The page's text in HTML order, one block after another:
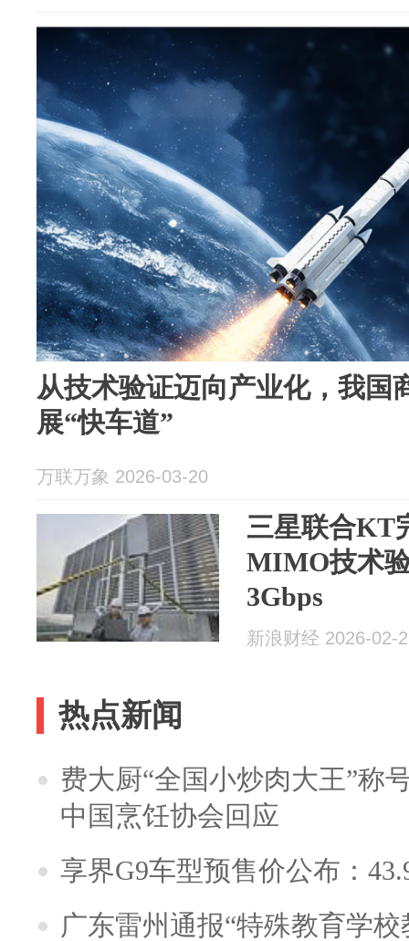
从技术验证迈向产业化，我国
展“快车道”
万联万象 2026-03-20
三星联合KT
MIMO技术
3Gbps
新浪财经 2026-02-
热点新闻
费大厨“全国小炒肉大王”称
中国烹饪协会回应
享界G9车型预售价公布：
广东雷州通报“特殊教育学